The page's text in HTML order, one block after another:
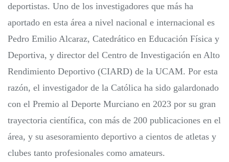
deportistas. Uno de los investigadores que más ha
aportado en esta área a nivel nacional e internacional es
Pedro Emilio Alcaraz, Catedrático en Educación Física y
Deportiva, y director del Centro de Investigación en Alto
Rendimiento Deportivo (CIARD) de la UCAM. Por esta
razón, el investigador de la Católica ha sido galardonado
con el Premio al Deporte Murciano en 2023 por su gran
trayectoria científica, con más de 200 publicaciones en el
área, y su asesoramiento deportivo a cientos de atletas y
clubes tanto profesionales como amateurs.